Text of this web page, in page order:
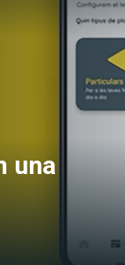
una